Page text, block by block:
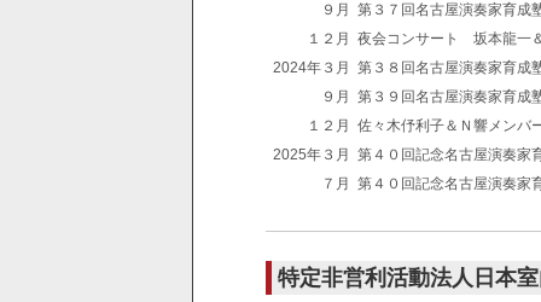
９月
第３７回名古屋演奏家育成
１２月
夜会コンサート 坂本龍一
2024年３月
第３８回名古屋演奏家育成
９月
第３９回名古屋演奏家育成
１２月
佐々木伃利子＆Ｎ響メン
2025年３月
第４０回記念名古屋演奏家
７月
第４０回記念名古屋演奏家
特定非営利活動法人日本